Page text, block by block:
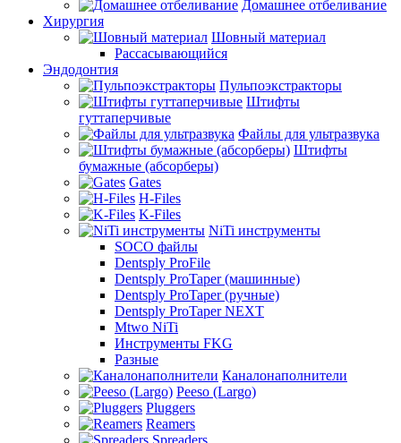
Домашнее отбеливание
Хирургия
Шовный материал
Рассасывающийся
Эндодонтия
Пульпоэкстракторы
Штифты
гуттаперчивые
Файлы для ультразвука
Штифты
бумажные (абсорберы)
Gates
H-Files
K-Files
NiTi инструменты
SOCO файлы
Dentsply ProFile
Dentsply ProTaper (машинные)
Dentsply ProTaper (ручные)
Dentsply ProTaper NEXT
Mtwo NiTi
Инструменты FKG
Разные
Каналонаполнители
Peeso (Largo)
Pluggers
Reamers
Spreaders